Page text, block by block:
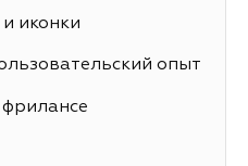
иконки
опыт